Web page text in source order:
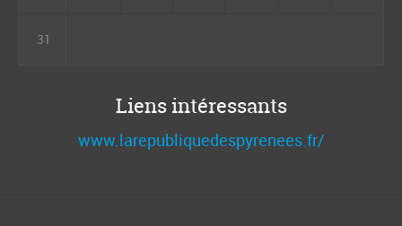
31
Liens intéressants
www.larepubliquedespyrenees.fr/